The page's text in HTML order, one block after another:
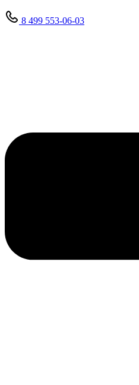
8 499 553-06-03